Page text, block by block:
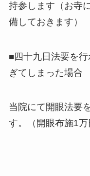
持参します（お寺
備しておきます）
■四十九日法要を
ぎてしまった場合
当院にて開眼法要
す。（開眼布施1万